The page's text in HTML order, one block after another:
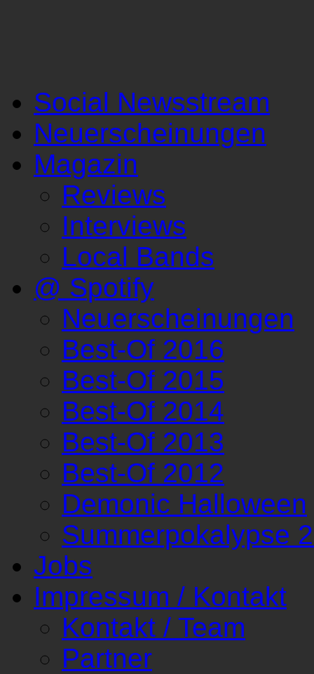
Social Newsstream
Neuerscheinungen
Magazin
Reviews
Interviews
Local Bands
@ Spotify
Neuerscheinungen
Best-Of 2016
Best-Of 2015
Best-Of 2014
Best-Of 2013
Best-Of 2012
Demonic Halloween
Summerpokalypse
Jobs
Impressum / Kontakt
Kontakt / Team
Partner